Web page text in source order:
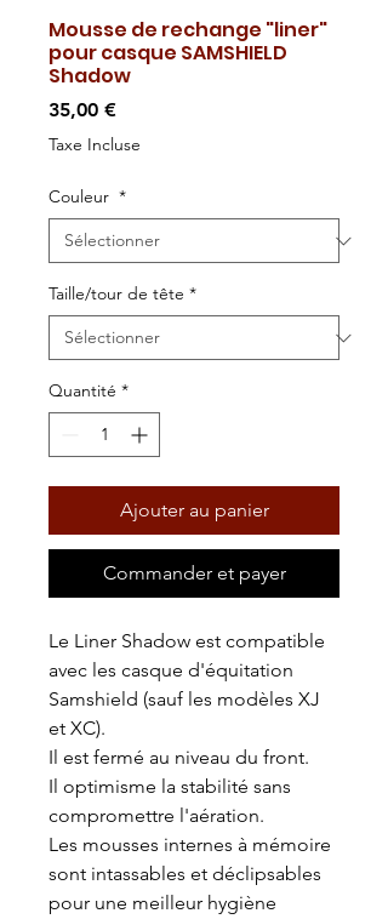
Mousse de rechange "liner"
pour casque SAMSHIELD
Shadow
35,00 €Prix
Taxe Incluse
Couleur *
Taille/tour de tête *
Quantité *
Ajouter au panier
Commander et payer
Le Liner Shadow est compatible
avec les casque d'équitation
Samshield (sauf les modèles XJ
et XC).
Il est fermé au niveau du front.
Il optimisme la stabilité sans
compromettre l'aération.
Les mousses internes à mémoire
sont intassables et déclipsables
pour une meilleur hygiène